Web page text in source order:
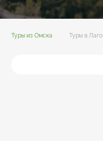
Туры из Омска Туры в